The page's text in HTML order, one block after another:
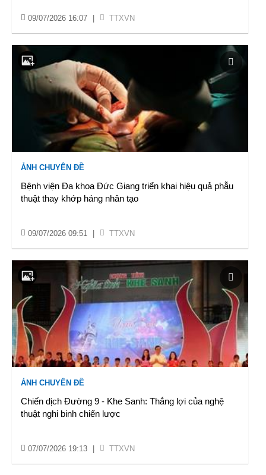
09/07/2026 16:07 TTXVN
ẢNH CHUYÊN ĐỀ
Bệnh viện Đa khoa Đức Giang triển khai hiệu quả phẫu
thuật thay khớp háng nhân tạo
09/07/2026 09:51 TTXVN
ẢNH CHUYÊN ĐỀ
Chiến dịch Đường 9 - Khe Sanh: Thắng lợi của nghệ
thuật nghi binh chiến lược
07/07/2026 19:13 TTXVN